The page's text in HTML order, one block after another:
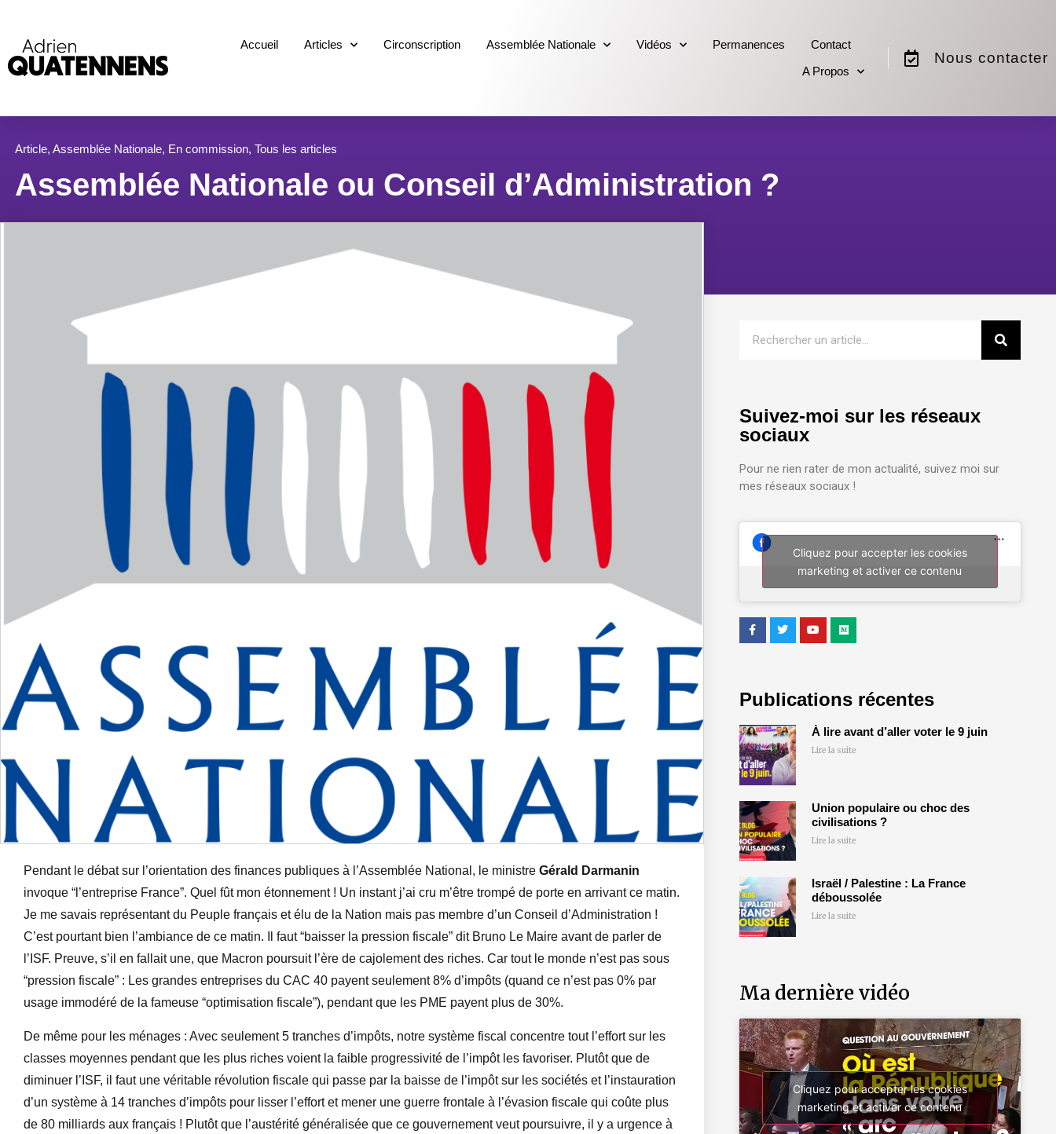
Accueil Articles Circonscription Assemblée Nationale Vidéos Permanences
Contact
A Propos
Nous contacter
Article, Assemblée Nationale, En commission, Tous les articles
Assemblée Nationale ou Conseil d’Administration ?
Pendant le débat sur l’orientation des finances publiques à l’Assemblée National, le ministre Gérald Darmanin
invoque “l’entreprise France”. Quel fût mon étonnement ! Un instant j’ai cru m’être trompé de porte en arrivant ce matin.
Je me savais représentant du Peuple français et élu de la Nation mais pas membre d’un Conseil d’Administration !
C’est pourtant bien l’ambiance de ce matin. Il faut “baisser la pression fiscale” dit Bruno Le Maire avant de parler de
l’ISF. Preuve, s’il en fallait une, que Macron poursuit l’ère de cajolement des riches. Car tout le monde n’est pas sous
“pression fiscale” : Les grandes entreprises du CAC 40 payent seulement 8% d’impôts (quand ce n’est pas 0% par
usage immodéré de la fameuse “optimisation fiscale”), pendant que les PME payent plus de 30%.
De même pour les ménages : Avec seulement 5 tranches d’impôts, notre système fiscal concentre tout l’effort sur les
classes moyennes pendant que les plus riches voient la faible progressivité de l’impôt les favoriser. Plutôt que de
diminuer l’ISF, il faut une véritable révolution fiscale qui passe par la baisse de l’impôt sur les sociétés et l’instauration
d’un système à 14 tranches d’impôts pour lisser l’effort et mener une guerre frontale à l’évasion fiscale qui coûte plus
de 80 milliards aux français ! Plutôt que l’austérité généralisée que ce gouvernement veut poursuivre, il y a urgence à
Suivez-moi sur les réseaux
sociaux
Pour ne rien rater de mon actualité, suivez moi sur
mes réseaux sociaux !
Cliquez pour accepter les cookies
marketing et activer ce contenu
Publications récentes
À lire avant d’aller voter le 9 juin
Lire la suite
Union populaire ou choc des
civilisations ?
Lire la suite
Israël / Palestine : La France
déboussolée
Lire la suite
Ma dernière vidéo
Cliquez pour accepter les cookies
marketing et activer ce contenu